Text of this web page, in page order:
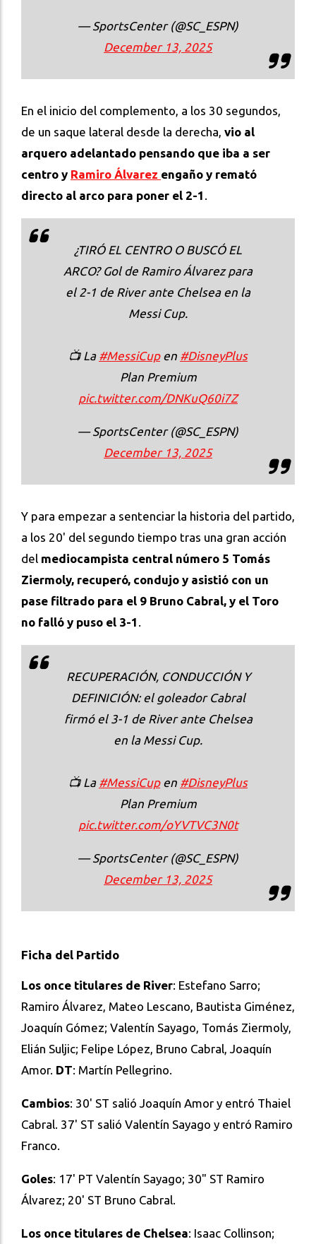
— SportsCenter (@SC_ESPN)
December 13, 2025
En el inicio del complemento, a los 30 segundos,
de un saque lateral desde la derecha, vio al
arquero adelantado pensando que iba a ser
centro y Ramiro Álvarez engaño y remató
directo al arco para poner el 2-1 .
¿TIRÓ EL CENTRO O BUSCÓ EL
ARCO? Gol de Ramiro Álvarez para
el 2-1 de River ante Chelsea en la
Messi Cup.
📺 La #MessiCupen #DisneyPlus
Plan Premium
pic.twitter.com/DNKuQ60i7Z
— SportsCenter (@SC_ESPN)
December 13, 2025
Y para empezar a sentenciar la historia del partido,
a los 20' del segundo tiempo tras una gran acción
del mediocampista central número 5 Tomás
Ziermoly, recuperó, condujo y asistió con un
pase filtrado para el 9 Bruno Cabral, y el Toro
no falló y puso el 3-1 .
RECUPERACIÓN, CONDUCCIÓN Y
DEFINICIÓN: el goleador Cabral
firmó el 3-1 de River ante Chelsea
en la Messi Cup.
📺 La #MessiCupen #DisneyPlus
Plan Premium
pic.twitter.com/oYVTVC3N0t
— SportsCenter (@SC_ESPN)
December 13, 2025
Ficha del Partido
Los once titulares de River: Estefano Sarro;
Ramiro Álvarez, Mateo Lescano, Bautista Giménez,
Joaquín Gómez; Valentín Sayago, Tomás Ziermoly,
Elián Suljic; Felipe López, Bruno Cabral, Joaquín
Amor. DT: Martín Pellegrino.
Cambios: 30' ST salió Joaquín Amor y entró Thaiel
Cabral. 37' ST salió Valentín Sayago y entró Ramiro
Franco.
Goles: 17' PT Valentín Sayago; 30" ST Ramiro
Álvarez; 20' ST Bruno Cabral.
Los once titulares de Chelsea: Isaac Collinson;